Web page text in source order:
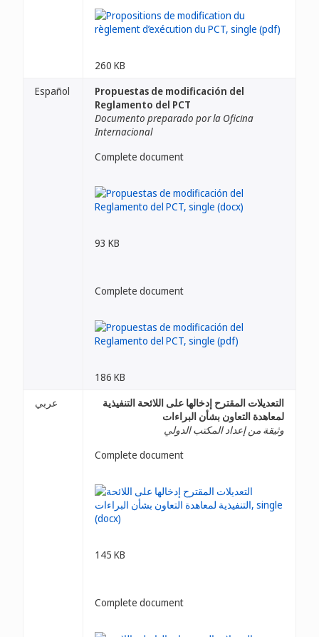
260 KB
Español
Propuestas de modificación del
Reglamento del PCT
Documento preparado por la Oficina
Internacional
Complete document
93 KB
Complete document
186 KB
عربي
التعديلات المقترح إدخالها على اللائحة التنفيذية
لمعاهدة التعاون بشأن البراءات
وثيقة من إعداد المكتب الدولي
Complete document
145 KB
Complete document